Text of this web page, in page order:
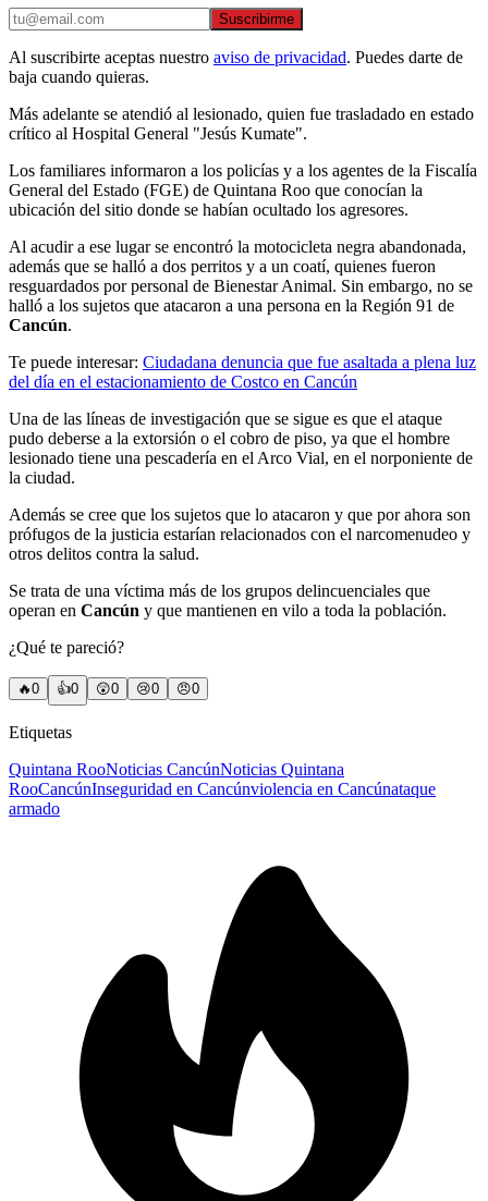
Suscribirme
Al suscribirte aceptas nuestro aviso de privacidad. Puedes darte de
baja cuando quieras.
Más adelante se atendió al lesionado, quien fue trasladado en estado
crítico al Hospital General "Jesús Kumate".
Los familiares informaron a los policías y a los agentes de la Fiscalía
General del Estado (FGE) de Quintana Roo que conocían la
ubicación del sitio donde se habían ocultado los agresores.
Al acudir a ese lugar se encontró la motocicleta negra abandonada,
además que se halló a dos perritos y a un coatí, quienes fueron
resguardados por personal de Bienestar Animal. Sin embargo, no se
halló a los sujetos que atacaron a una persona en la Región 91 de
Cancún.
Te puede interesar: Ciudadana denuncia que fue asaltada a plena luz
del día en el estacionamiento de Costco en Cancún
Una de las líneas de investigación que se sigue es que el ataque
pudo deberse a la extorsión o el cobro de piso, ya que el hombre
lesionado tiene una pescadería en el Arco Vial, en el norponiente de
la ciudad.
Además se cree que los sujetos que lo atacaron y que por ahora son
prófugos de la justicia estarían relacionados con el narcomenudeo y
otros delitos contra la salud.
Se trata de una víctima más de los grupos delincuenciales que
operan en Cancún y que mantienen en vilo a toda la población.
¿Qué te pareció?
🔥0 👍0 😲0 😢0 😠0
Etiquetas
Quintana RooNoticias CancúnNoticias Quintana
RooCancúnInseguridad en Cancúnviolencia en Cancúnataque
armado